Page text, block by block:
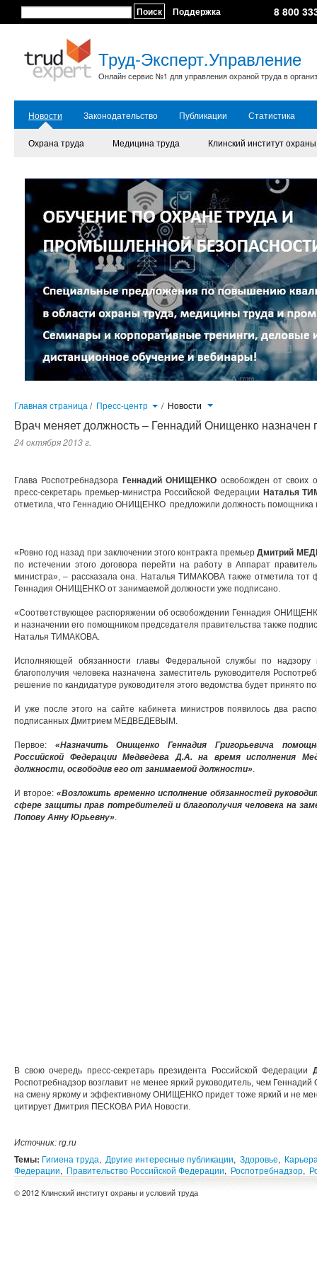
Поиск Поддержка 8 800
Труд-Эксперт.Управление
Онлайн сервис №1 для управления охраной труда в
Новости Законодательство Публикации Статистика
Охрана труда Медицина труда Клинский институт
Главная страница / Пресс-центр / Новости
Врач меняет должность – Геннадий Онищенко
24 октября 2013 г.
Глава Роспотребнадзора Геннадий ОНИЩЕНКО освобожден от своих
пресс-секретарь премьер-министра Российской Федерации Наталья
отметила, что Геннадию ОНИЩЕНКО предложили должность помощника
«Ровно год назад при заключении этого контракта премьерДмитрий
по истечении этого договора перейти на работу в Аппарат
министра», – рассказала она. Наталья ТИМАКОВА также отметила тот
Геннадия ОНИЩЕНКО от занимаемой должности уже подписано.
«Соответствующее распоряжении об освобождении Геннадия
и назначении его помощником председателя правительства также
Наталья ТИМАКОВА.
Исполняющей обязанности главы Федеральной службы по
благополучия человека назначена заместитель руководителя
решение по кандидатуре руководителя этого ведомства будет
И уже после этого на сайте кабинета министров появилось два
подписанных Дмитрием МЕДВЕДЕВЫМ.
Первое: «Назначить Онищенко Геннадия Григорьевича
Российской Федерации Медведева Д.А. на время исполнения
должности, освободив его от занимаемой должности».
И второе: «Возложить временно исполнение обязанностей
сфере защиты прав потребителей и благополучия человека на
Попову Анну Юрьевну».
В свою очередь пресс-секретарь президента Российской Федерации
Роспотребнадзор возглавит не менее яркий руководитель, чем
на смену яркому и эффективному ОНИЩЕНКО придет тоже яркий и не
цитирует Дмитрия ПЕСКОВА РИА Новости.
Источник: rg.ru
Темы: Гигиена труда, Другие интересные публикации, Здоровье,
Федерации, Правительство Российской Федерации, Роспотребнадзор,
© 2012 Клинский институт охраны и условий труда